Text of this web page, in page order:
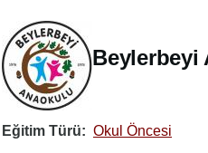
Beylerbeyi
Eğitim Türü Okul Öncesi